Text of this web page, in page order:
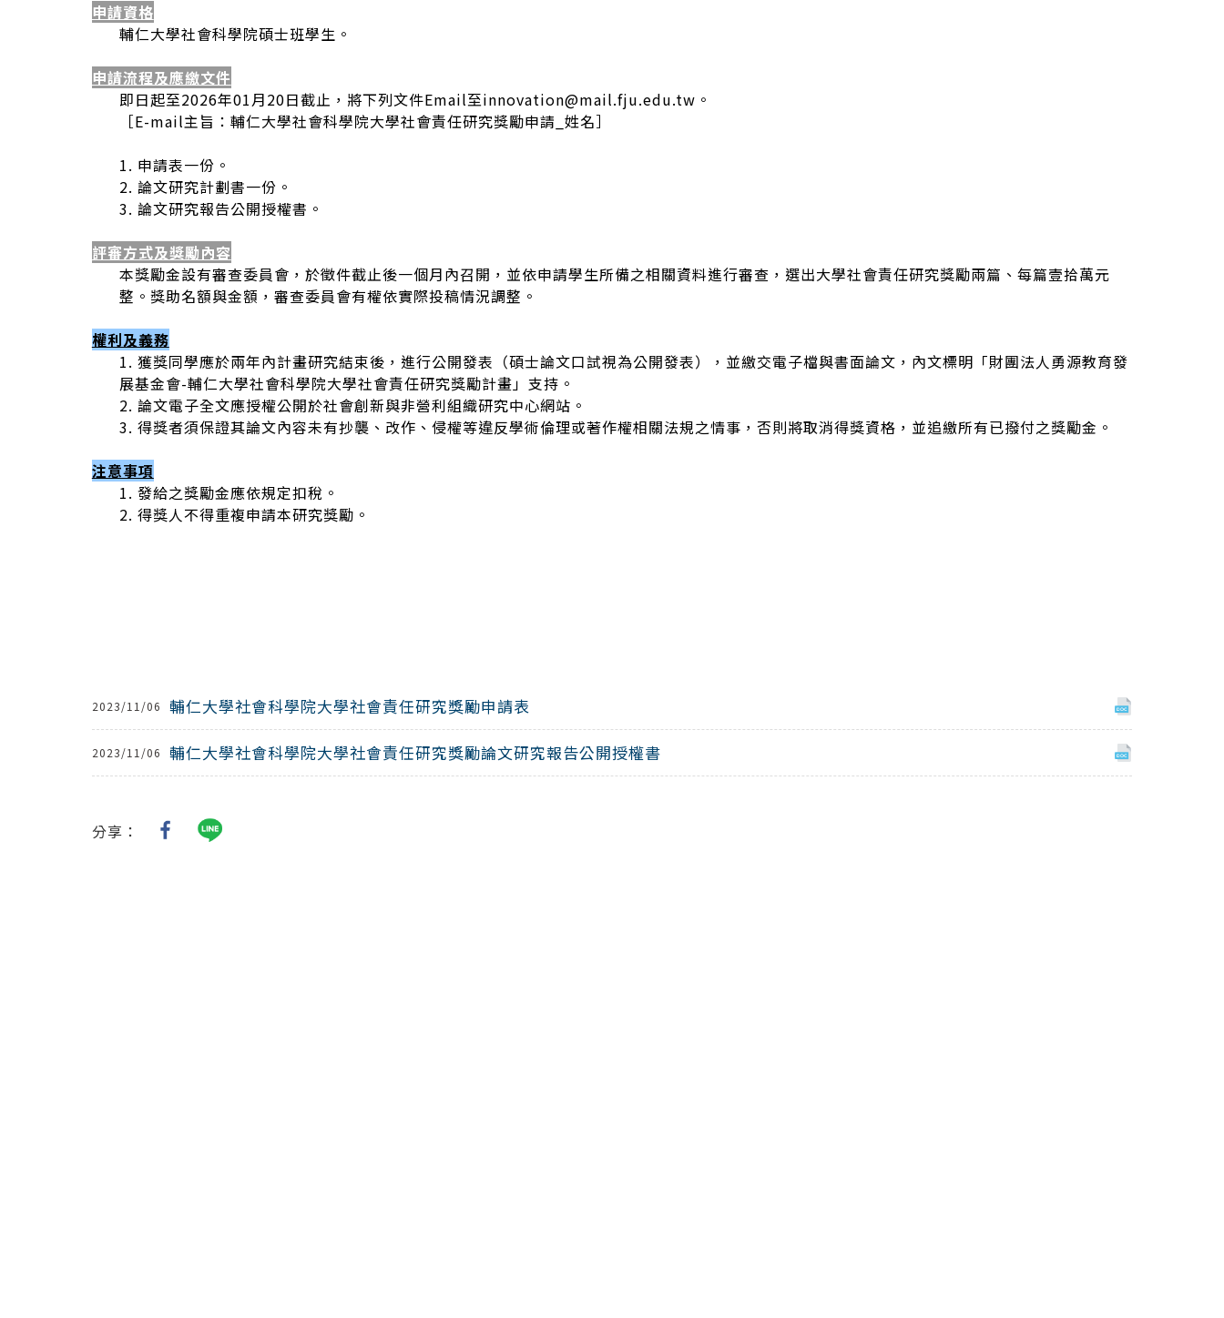
申請資格
輔仁大學社會科學院碩士班學生。
申請流程及應繳文件
即日起至2026年01月20日截止，將下列文件Email至innovation@mail.fju.edu.tw。
［E-mail主旨：輔仁大學社會科學院大學社會責任研究獎勵申請_姓名］
1. 申請表一份。
2. 論文研究計劃書一份。
3. 論文研究報告公開授權書。
評審方式及獎勵內容
本獎勵金設有審查委員會，於徵件截止後一個月內召開，並依申請學生所備之相關資料進行審查，選出大學社會責任研究獎勵兩篇、每篇壹拾萬元
整。獎助名額與金額，審查委員會有權依實際投稿情況調整。
權利及義務
1. 獲獎同學應於兩年內計畫研究結束後，進行公開發表（碩士論文口試視為公開發表），並繳交電子檔與書面論文，內文標明「財團法人勇源教育發
展基金會-輔仁大學社會科學院大學社會責任研究獎勵計畫」支持。
2. 論文電子全文應授權公開於社會創新與非營利組織研究中心網站。
3. 得獎者須保證其論文內容未有抄襲、改作、侵權等違反學術倫理或著作權相關法規之情事，否則將取消得獎資格，並追繳所有已撥付之獎勵金。
注意事項
1. 發給之獎勵金應依規定扣稅。
2. 得獎人不得重複申請本研究獎勵。
2023/11/06 輔仁大學社會科學院大學社會責任研究獎勵申請表
2023/11/06 輔仁大學社會科學院大學社會責任研究獎勵論文研究報告公開授權書
分享：